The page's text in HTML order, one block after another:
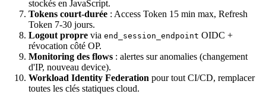
stockés en JavaScript.
Tokens court-durée : Access Token 15 min max, Refresh
Token 7-30 jours.
Logout propre via end_session_endpoint OIDC +
révocation côté OP.
Monitoring des flows : alertes sur anomalies (changement
d'IP, nouveau device).
Workload Identity Federation pour tout CI/CD, remplacer
toutes les clés statiques cloud.